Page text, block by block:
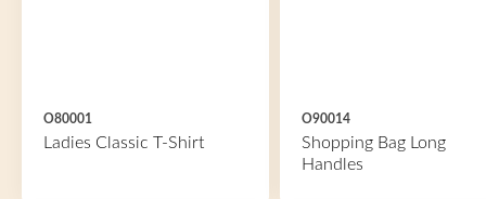
O80001
Ladies Classic T-Shirt
O90014
Shopping Bag Long
Handles